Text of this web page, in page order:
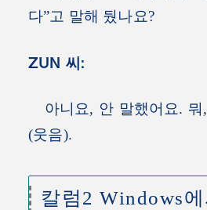
다”고 말해 뒀나요?
ZUN 씨:
아니요, 안 말했어요. 뭐
(웃음).
칼럼2 Windows